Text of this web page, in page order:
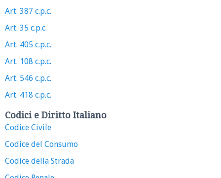
Art. 387 c.p.c.
Art. 35 c.p.c.
Art. 405 c.p.c.
Art. 108 c.p.c.
Art. 546 c.p.c.
Art. 418 c.p.c.
Codici e Diritto Italiano
Codice Civile
Codice del Consumo
Codice della Strada